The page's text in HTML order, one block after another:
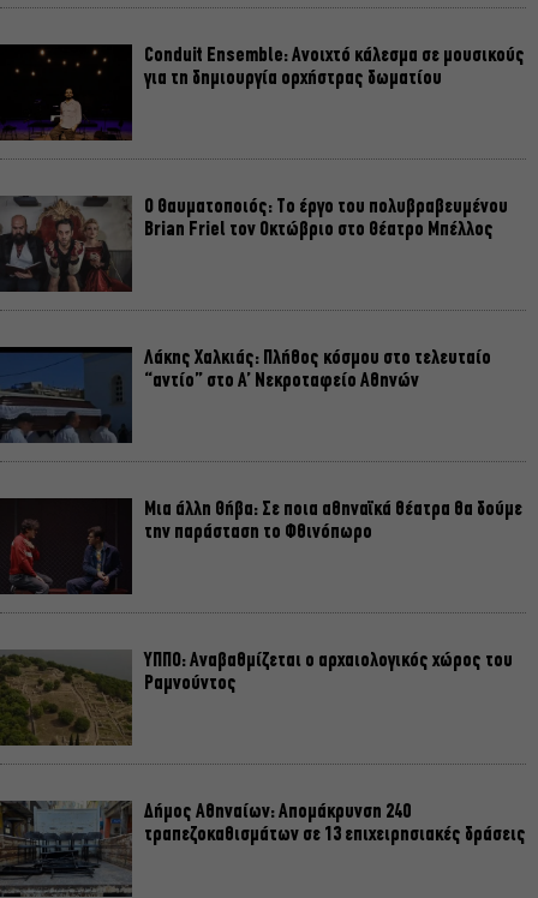
Conduit Ensemble: Ανοιχτό κάλεσμα σε μουσικούς
για τη δημιουργία ορχήστρας δωματίου
Ο Θαυματοποιός: Το έργο του πολυβραβευμένου
Brian Friel τον Οκτώβριο στο Θέατρο Μπέλλος
Λάκης Χαλκιάς: Πλήθος κόσμου στο τελευταίο
“αντίο” στο Α’ Νεκροταφείο Αθηνών
Μια άλλη Θήβα: Σε ποια αθηναϊκά θέατρα θα δούμε
την παράσταση το Φθινόπωρο
ΥΠΠΟ: Αναβαθμίζεται ο αρχαιολογικός χώρος του
Ραμνούντος
Δήμος Αθηναίων: Απομάκρυνση 240
τραπεζοκαθισμάτων σε 13 επιχειρησιακές δράσεις